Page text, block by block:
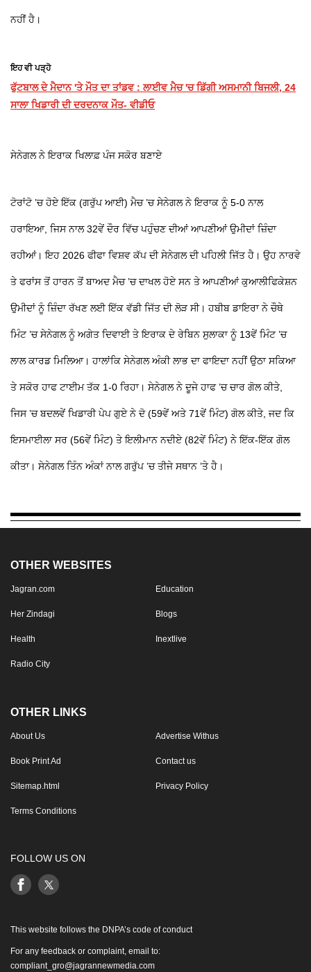
ਨਹੀਂ ਹੈ।
ਇਹ ਵੀ ਪੜ੍ਹੋ
ਫੁੱਟਬਾਲ ਦੇ ਮੈਦਾਨ 'ਤੇ ਮੌਤ ਦਾ ਤਾਂਡਵ : ਲਾਈਵ ਮੈਚ 'ਚ ਡਿੱਗੀ ਅਸਮਾਨੀ ਬਿਜਲੀ, 24
ਸਾਲਾ ਖਿਡਾਰੀ ਦੀ ਦਰਦਨਾਕ ਮੌਤ- ਵੀਡੀਓ
ਸੇਨੇਗਲ ਨੇ ਇਰਾਕ ਖਿਲਾਫ਼ ਪੰਜ ਸਕੋਰ ਬਣਾਏ
ਟੋਰਾਂਟੋ ’ਚ ਹੋਏ ਇੱਕ (ਗਰੁੱਪ ਆਈ) ਮੈਚ ’ਚ ਸੇਨੇਗਲ ਨੇ ਇਰਾਕ ਨੂੰ 5-0 ਨਾਲ
ਹਰਾਇਆ, ਜਿਸ ਨਾਲ 32ਵੇਂ ਦੌਰ ਵਿੱਚ ਪਹੁੰਚਣ ਦੀਆਂ ਆਪਣੀਆਂ ਉਮੀਦਾਂ ਜ਼ਿੰਦਾ
ਰਹੀਆਂ। ਇਹ 2026 ਫੀਫਾ ਵਿਸ਼ਵ ਕੱਪ ਦੀ ਸੇਨੇਗਲ ਦੀ ਪਹਿਲੀ ਜਿੱਤ ਹੈ। ਉਹ ਨਾਰਵੇ
ਤੇ ਫਰਾਂਸ ਤੋਂ ਹਾਰਨ ਤੋਂ ਬਾਅਦ ਮੈਚ ’ਚ ਦਾਖਲ ਹੋਏ ਸਨ ਤੇ ਆਪਣੀਆਂ ਕੁਆਲੀਫਿਕੇਸ਼ਨ
ਉਮੀਦਾਂ ਨੂੰ ਜ਼ਿੰਦਾ ਰੱਖਣ ਲਈ ਇੱਕ ਵੱਡੀ ਜਿੱਤ ਦੀ ਲੋੜ ਸੀ। ਹਬੀਬ ਡਾਇਰਾ ਨੇ ਚੌਥੇ
ਮਿੰਟ ’ਚ ਸੇਨੇਗਲ ਨੂੰ ਅਗੇਤ ਦਿਵਾਈ ਤੇ ਇਰਾਕ ਦੇ ਰੇਬਿਨ ਸੁਲਾਕਾ ਨੂੰ 13ਵੇਂ ਮਿੰਟ ’ਚ
ਲਾਲ ਕਾਰਡ ਮਿਲਿਆ। ਹਾਲਾਂਕਿ ਸੇਨੇਗਲ ਅੰਕੀ ਲਾਭ ਦਾ ਫਾਇਦਾ ਨਹੀਂ ਉਠਾ ਸਕਿਆ
ਤੇ ਸਕੋਰ ਹਾਫ ਟਾਈਮ ਤੱਕ 1-0 ਰਿਹਾ। ਸੇਨੇਗਲ ਨੇ ਦੂਜੇ ਹਾਫ ’ਚ ਚਾਰ ਗੋਲ ਕੀਤੇ,
ਜਿਸ ’ਚ ਬਦਲਵੇਂ ਖਿਡਾਰੀ ਪੇਪ ਗੁਏ ਨੇ ਦੋ (59ਵੇਂ ਅਤੇ 71ਵੇਂ ਮਿੰਟ) ਗੋਲ ਕੀਤੇ, ਜਦ ਕਿ
ਇਸਮਾਈਲਾ ਸਰ (56ਵੇਂ ਮਿੰਟ) ਤੇ ਇਲੀਮਾਨ ਨਦੀਏ (82ਵੇਂ ਮਿੰਟ) ਨੇ ਇੱਕ-ਇੱਕ ਗੋਲ
ਕੀਤਾ। ਸੇਨੇਗਲ ਤਿੰਨ ਅੰਕਾਂ ਨਾਲ ਗਰੁੱਪ ’ਚ ਤੀਜੇ ਸਥਾਨ ’ਤੇ ਹੈ।
OTHER WEBSITES
Jagran.com Education
Her Zindagi Blogs
Health Inextlive
Radio City
OTHER LINKS
About Us Advertise Withus
Book Print Ad Contact us
Sitemap.html Privacy Policy
Terms Conditions
FOLLOW US ON
This website follows the DNPA’s code of conduct
For any feedback or complaint, email to:
compliant_gro@jagrannewmedia.com